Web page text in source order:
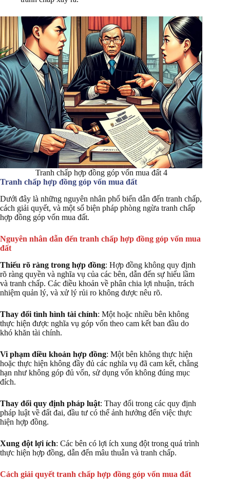
Tranh chấp hợp đồng góp vốn mua đất 4
Tranh chấp hợp đồng góp vốn mua đất
Dưới đây là những nguyên nhân phổ biến dẫn đến tranh chấp,
cách giải quyết, và một số biện pháp phòng ngừa tranh chấp
hợp đồng góp vốn mua đất.
Nguyên nhân dẫn đến tranh chấp hợp đồng góp vốn mua
đất
Thiếu rõ ràng trong hợp đồng: Hợp đồng không quy định
rõ ràng quyền và nghĩa vụ của các bên, dẫn đến sự hiểu lầm
và tranh chấp. Các điều khoản về phân chia lợi nhuận, trách
nhiệm quản lý, và xử lý rủi ro không được nêu rõ.
Thay đổi tình hình tài chính: Một hoặc nhiều bên không
thực hiện được nghĩa vụ góp vốn theo cam kết ban đầu do
khó khăn tài chính.
Vi phạm điều khoản hợp đồng: Một bên không thực hiện
hoặc thực hiện không đầy đủ các nghĩa vụ đã cam kết, chẳng
hạn như không góp đủ vốn, sử dụng vốn không đúng mục
đích.
Thay đổi quy định pháp luật: Thay đổi trong các quy định
pháp luật về đất đai, đầu tư có thể ảnh hưởng đến việc thực
hiện hợp đồng.
Xung đột lợi ích: Các bên có lợi ích xung đột trong quá trình
thực hiện hợp đồng, dẫn đến mâu thuẫn và tranh chấp.
Cách giải quyết tranh chấp hợp đồng góp vốn mua đất